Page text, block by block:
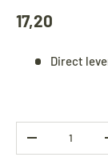
17,20
Direct
-